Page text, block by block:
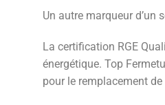
Un autre marqueur d’un
La certification RGE
énergétique. Top
pour le remplacement